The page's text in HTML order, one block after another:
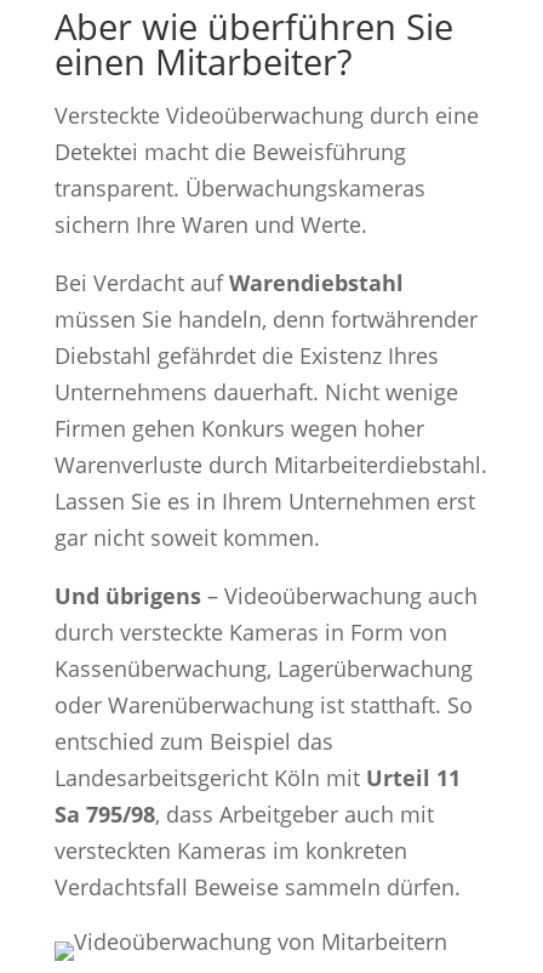
Aber wie überführen Sie
einen Mitarbeiter?
Versteckte Videoüberwachung durch eine
Detektei macht die Beweisführung
transparent. Überwachungskameras
sichern Ihre Waren und Werte.
Bei Verdacht aufWarendiebstahl
müssen Sie handeln, denn fortwährender
Diebstahl gefährdet die Existenz Ihres
Unternehmens dauerhaft. Nicht wenige
Firmen gehen Konkurs wegen hoher
Warenverluste durch Mitarbeiterdiebstahl.
Lassen Sie es in Ihrem Unternehmen erst
gar nicht soweit kommen.
Und übrigens– Videoüberwachung auch
durch versteckte Kameras in Form von
Kassenüberwachung, Lagerüberwachung
oder Warenüberwachung ist statthaft. So
entschied zum Beispiel das
Landesarbeitsgericht Köln mit Urteil 11
Sa 795/98, dass Arbeitgeber auch mit
versteckten Kameras im konkreten
Verdachtsfall Beweise sammeln dürfen.